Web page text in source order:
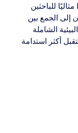
للباحثين
إلى الجمع بين
الشاملة
أكثر استدامة